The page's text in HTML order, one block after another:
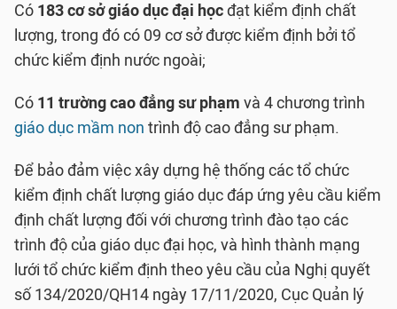
Có 183 cơ sở giáo dục đại họcđạt kiểm định chất
lượng, trong đó có 09 cơ sở được kiểm định bởi tổ
chức kiểm định nước ngoài;
Có 11 trường cao đẳng sư phạm và 4 chương trình
giáo dục mầm non trình độ cao đẳng sư phạm.
Để bảo đảm việc xây dựng hệ thống các tổ chức
kiểm định chất lượng giáo dục đáp ứng yêu cầu kiểm
định chất lượng đối với chương trình đào tạo các
trình độ của giáo dục đại học, và hình thành mạng
lưới tổ chức kiểm định theo yêu cầu của Nghị quyết
số 134/2020/QH14 ngày 17/11/2020, Cục Quản lý